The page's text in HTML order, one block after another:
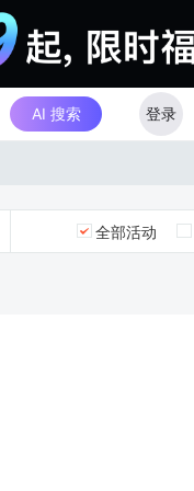
AI 搜索 登录
全部活动